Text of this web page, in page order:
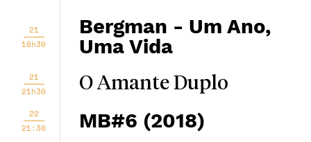
21
18h30
Bergman - Um Ano,
Uma Vida
21
21h30
O Amante Duplo
22
21:30
MB#6 (2018)